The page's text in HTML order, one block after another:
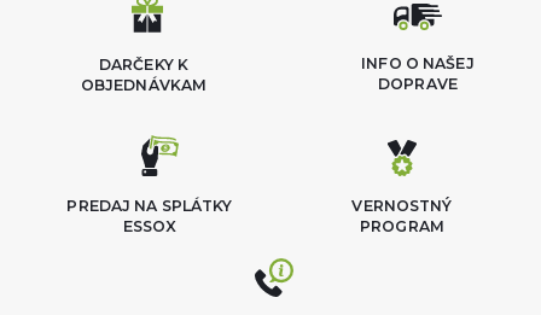
DARČEKY K
OBJEDNÁVKAM
INFO O NAŠEJ
DOPRAVE
VERNOSTNÝ
PROGRAM
PREDAJ NA SPLÁTKY
ESSOX